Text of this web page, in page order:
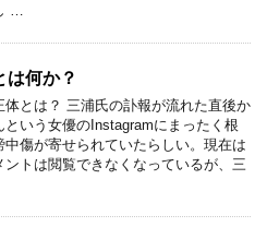
…
は何か？
体とは？ 三浦氏の訃報が流れた直後か
という女優のInstagramにまったく根
中傷が寄せられていたらしい。現在は
ントは閲覧できなくなっているが、三